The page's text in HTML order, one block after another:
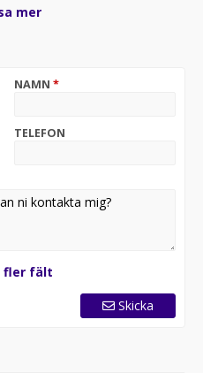
mer
NAMN *
TELEFON
fler fält
Skicka